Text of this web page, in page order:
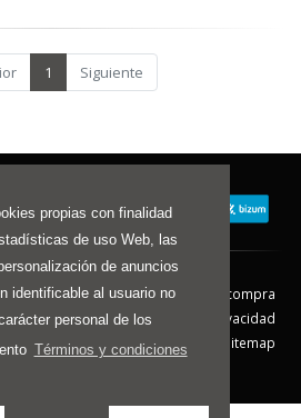
propias con finalidad
de uso Web, las
de anuncios
identificable al usuario no
personal de los
Términos y condiciones
1 Siguiente
Aviso Legal
Condiciones de compra
de devolución
Política de Privacidad
Política de Cookies
Sitemap